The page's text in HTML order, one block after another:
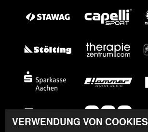
VERWENDUNG VON COOKIES